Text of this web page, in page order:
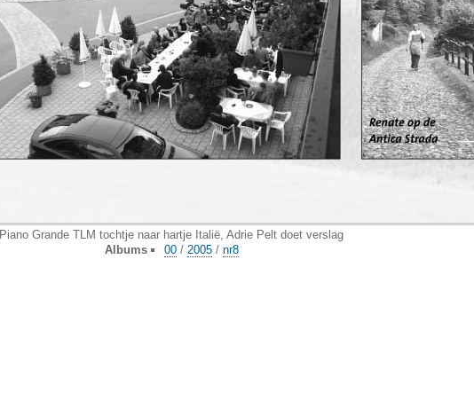
Piano Grande TLM tochtje naar hartje Italië, Adrie Pelt doet verslag
Albums
00/ 2005/ nr8